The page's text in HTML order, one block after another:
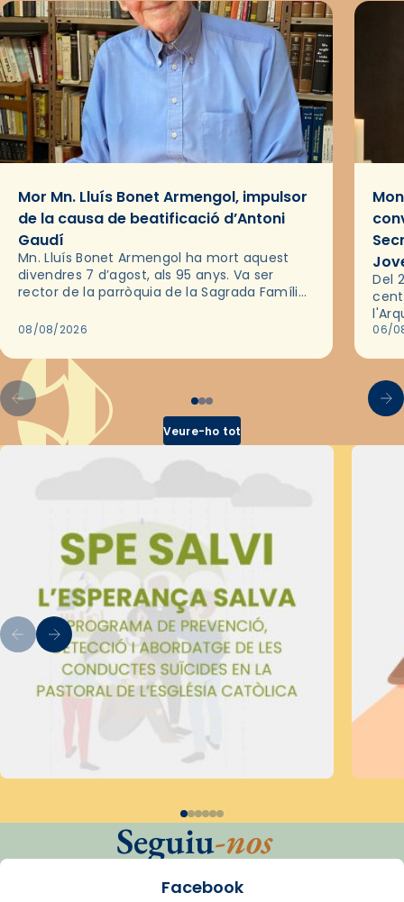
Mor Mn. Lluís Bonet Armengol, impulsor
de la causa de beatificació d’Antoni
Gaudí
Mn. Lluís Bonet Armengol ha mort aquest
divendres 7 d’agost, als 95 anys. Va ser
rector de la parròquia de la Sagrada Família
2018,…
08/08/2026
Del
les
06/
Veure-ho tot
Seguiu-nos
Facebook